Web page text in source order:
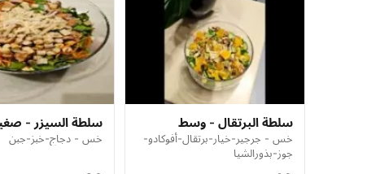
سلطة البرتقال - وسط
خس - جرجير-خيار-برتقال-أفوكادو-
جوز-بذورالشيا
سلطة السيزر -
خس - دجاج-خبز-جبن